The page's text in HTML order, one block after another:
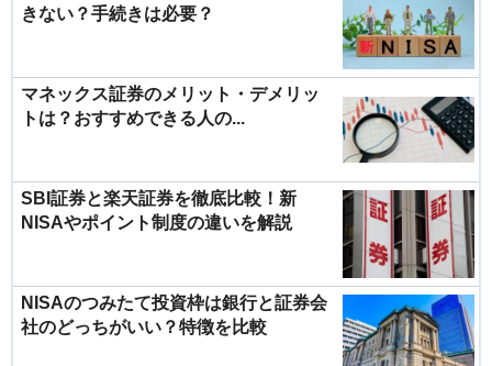
きない？手続きは必要？
マネックス証券のメリット・デメリッ
トは？おすすめできる人の...
SBI証券と楽天証券を徹底比較！新
NISAやポイント制度の違いを解説
NISAのつみたて投資枠は銀行と証券会
社のどっちがいい？特徴を比較